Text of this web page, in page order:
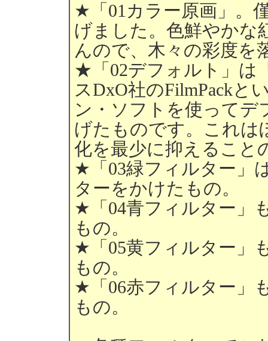
★「01カラー原画」。
げました。色鮮やかな
んので、木々の彩度を
★「02デフォルト」は
スDxO社のFilmPackと
ン・ソフトを使ってデ
げたものです。これは
化を最少に抑えること
★「03緑フィルター」
ターをかけたもの。
★「04青フィルター」
もの。
★「05黄フィルター」
もの。
★「06赤フィルター」
もの。